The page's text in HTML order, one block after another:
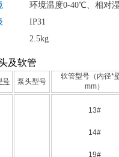
环境温度0-40℃、相对湿
IP31
及软管
号 泵头型号
软管型号（内径*
mm）
13#
14#
19#